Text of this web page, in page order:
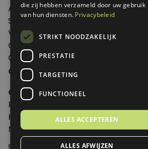
Adverteren
Samenwerken
Verkooppunten
Over Genoeg
Contact
Contactgegevens
Genoeg
Postbus 595 - 3700 AN Zeist
Huis ter Heideweg 13 - 3705MA Zeist
Nederland
genoeg@spabonneeservice.nl
die zij hebben verzameld door uw gebruik
van hun diensten. Privacybeleid
STRIKT NOODZAKELIJK
PRESTATIE
TARGETING
FUNCTIONEEL
ALLES ACCEPTEREN
ALLES AFWIJZEN